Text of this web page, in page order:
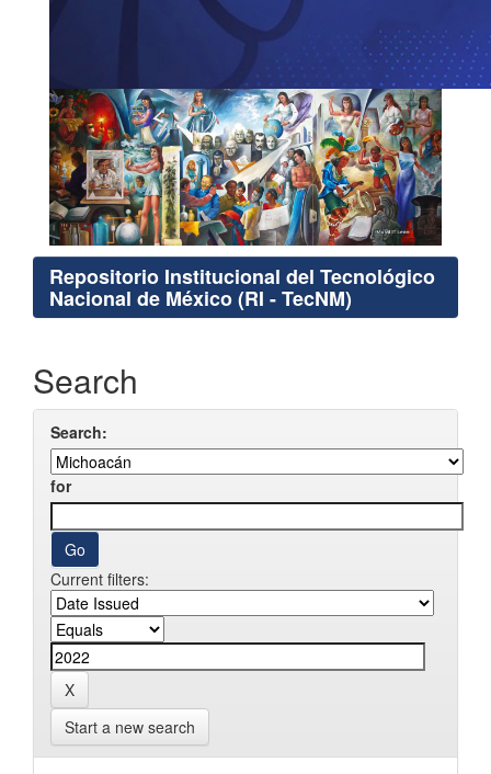
Repositorio Institucional del Tecnológico
Nacional de México (RI - TecNM)
Search
Search:
for
Current filters:
Start a new search